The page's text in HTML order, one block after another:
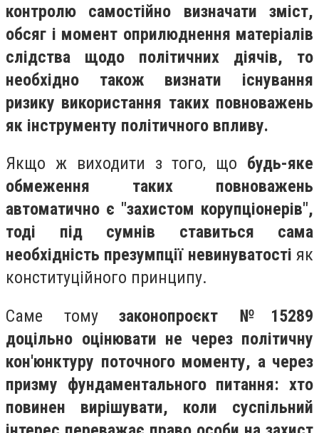
контролю самостійно визначати зміст,
обсяг і момент оприлюднення матеріалів
слідства щодо політичних діячів, то
необхідно також визнати існування
ризику використання таких повноважень
як інструменту політичного впливу.
Якщо ж виходити з того, що будь-яке
обмеження таких повноважень
автоматично є "захистом корупціонерів",
тоді під сумнів ставиться сама
необхідність презумпції невинуватості як
конституційного принципу.
Саме тому законопроєкт №15289
доцільно оцінювати не через політичну
кон'юнктуру поточного моменту, а через
призму фундаментального питання: хто
повинен вирішувати, коли суспільний